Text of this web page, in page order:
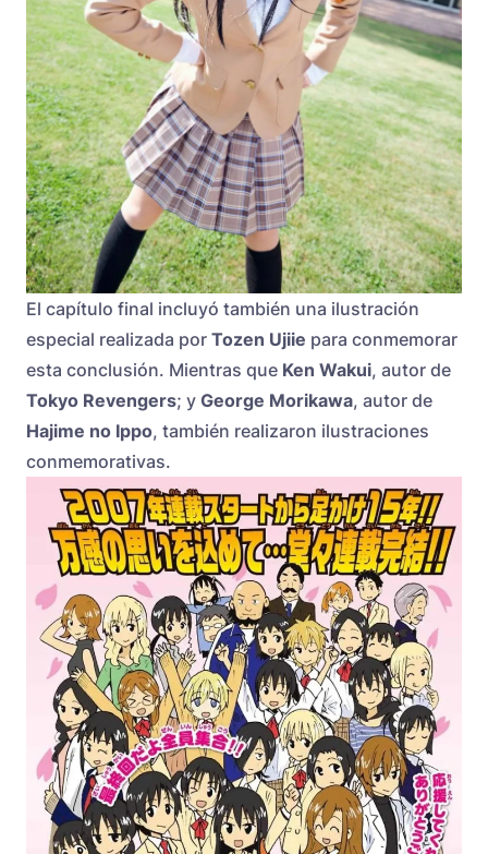
El capítulo final incluyó también una ilustración
especial realizada por Tozen Ujiie para conmemorar
esta conclusión. Mientras que Ken Wakui, autor de
Tokyo Revengers; y George Morikawa, autor de
Hajime no Ippo, también realizaron ilustraciones
conmemorativas.